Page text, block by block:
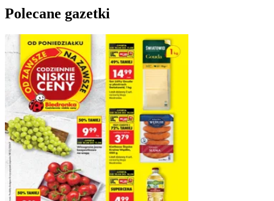
Polecane gazetki